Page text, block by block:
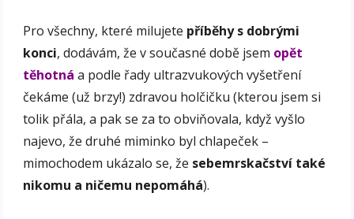
Pro všechny, které milujete příběhy s dobrými
konci, dodávám, že v současné době jsem opět
těhotná a podle řady ultrazvukových vyšetření
čekáme (už brzy!) zdravou holčičku (kterou jsem si
tolik přála, a pak se za to obviňovala, když vyšlo
najevo, že druhé miminko byl chlapeček –
mimochodem ukázalo se, že sebemrskačství také
nikomu a ničemu nepomáhá).